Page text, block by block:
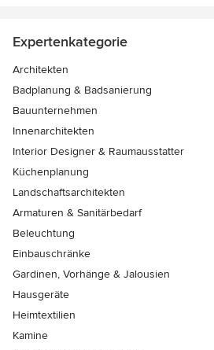
Expertenkategorie
Architekten
Badplanung & Badsanierung
Bauunternehmen
Innenarchitekten
Interior Designer & Raumausstatter
Küchenplanung
Landschaftsarchitekten
Armaturen & Sanitärbedarf
Beleuchtung
Einbauschränke
Gardinen, Vorhänge & Jalousien
Hausgeräte
Heimtextilien
Kamine